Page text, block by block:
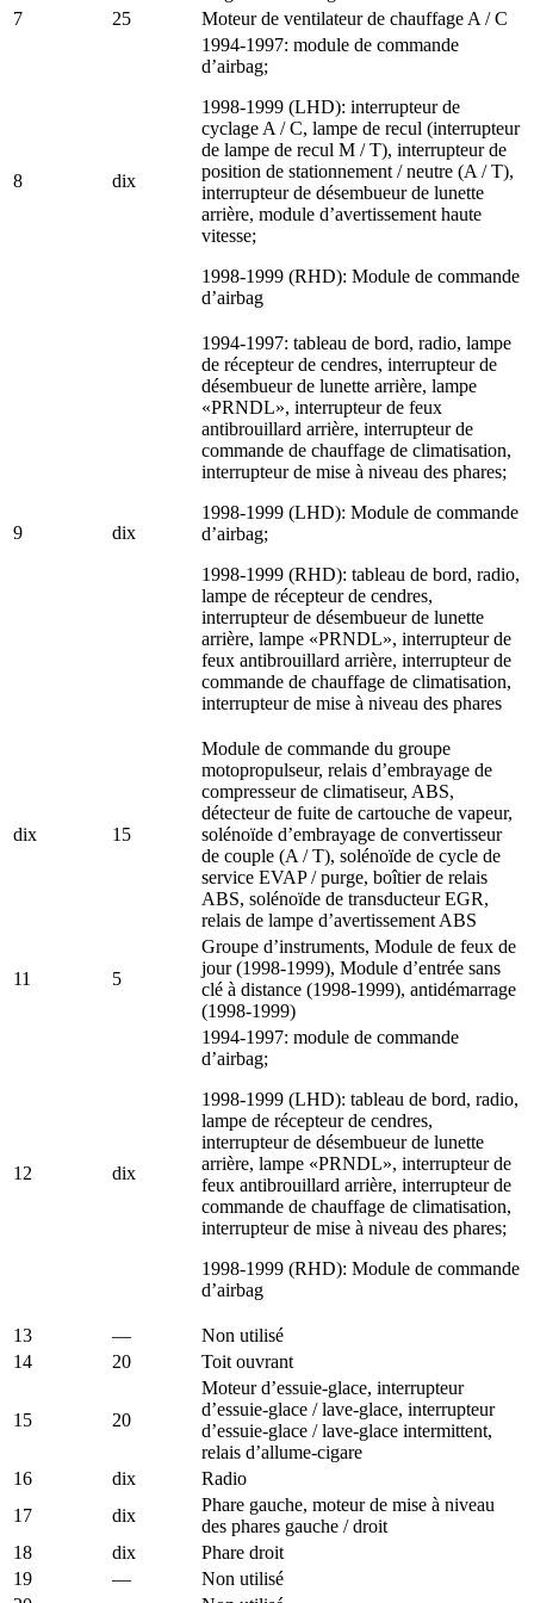
7
25 Moteur de ventilateur de chauffage A / C
8 dix
1994-1997: module de commande
d’airbag;
1998-1999 (LHD): interrupteur de
cyclage A / C, lampe de recul (interrupteur
de lampe de recul M / T), interrupteur de
position de stationnement / neutre (A / T),
interrupteur de désembueur de lunette
arrière, module d’avertissement haute
vitesse;
1998-1999 (RHD): Module de commande
d’airbag
9 dix
1994-1997: tableau de bord, radio, lampe
de récepteur de cendres, interrupteur de
désembueur de lunette arrière, lampe
«PRNDL», interrupteur de feux
antibrouillard arrière, interrupteur de
commande de chauffage de climatisation,
interrupteur de mise à niveau des phares;
1998-1999 (LHD): Module de commande
d’airbag;
1998-1999 (RHD): tableau de bord, radio,
lampe de récepteur de cendres,
interrupteur de désembueur de lunette
arrière, lampe «PRNDL», interrupteur de
feux antibrouillard arrière, interrupteur de
commande de chauffage de climatisation,
interrupteur de mise à niveau des phares
dix 15
Module de commande du groupe
motopropulseur, relais d’embrayage de
compresseur de climatiseur, ABS,
détecteur de fuite de cartouche de vapeur,
solénoïde d’embrayage de convertisseur
de couple (A / T), solénoïde de cycle de
service EVAP / purge, boîtier de relais
ABS, solénoïde de transducteur EGR,
relais de lampe d’avertissement ABS
11 5
Groupe d’instruments, Module de feux de
jour (1998-1999), Module d’entrée sans
clé à distance (1998-1999), antidémarrage
(1998-1999)
12 dix
1994-1997: module de commande
d’airbag;
1998-1999 (LHD): tableau de bord, radio,
lampe de récepteur de cendres,
interrupteur de désembueur de lunette
arrière, lampe «PRNDL», interrupteur de
feux antibrouillard arrière, interrupteur de
commande de chauffage de climatisation,
interrupteur de mise à niveau des phares;
1998-1999 (RHD): Module de commande
d’airbag
13 —
Non utilisé
14
20 Toit ouvrant
15 20
Moteur d’essuie-glace, interrupteur
d’essuie-glace / lave-glace, interrupteur
d’essuie-glace / lave-glace intermittent,
relais d’allume-cigare
16
dix
Radio
17
dix
Phare gauche, moteur de mise à niveau
des phares gauche / droit
18
dix
Phare droit
19
—
Non utilisé